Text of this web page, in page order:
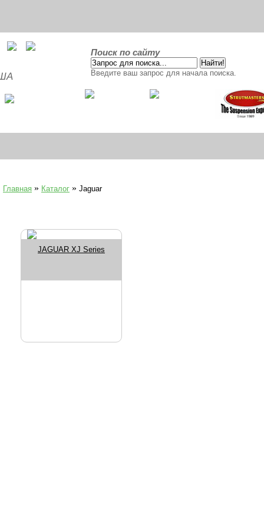
Поиск по сайту
Введите ваш запрос для начала поиска.
Главная » Каталог » Jaguar
JAGUAR XJ Series